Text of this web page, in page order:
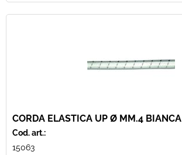
CORDA ELASTICA UP Ø MM.4 BIANCA
Cod. art.:
15063